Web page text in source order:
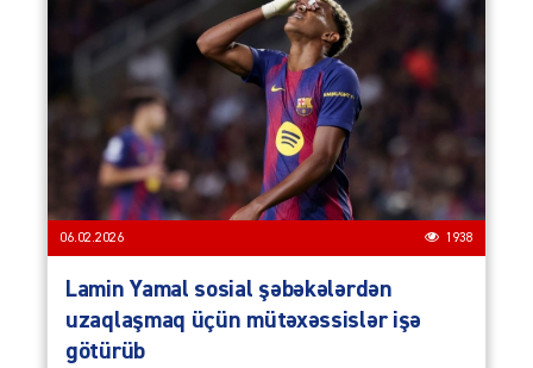
06.02.2026 1938
Lamin Yamal sosial şəbəkələrdən
uzaqlaşmaq üçün mütəxəssislər işə
götürüb